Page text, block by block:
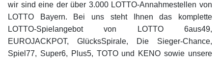
wir sind eine der über 3.000 LOTTO-Annahmestellen von
LOTTO Bayern. Bei uns steht Ihnen das komplette
LOTTO-Spielangebot von LOTTO 6aus49,
EUROJACKPOT, GlücksSpirale, Die Sieger-Chance,
Spiel77, Super6, Plus5, TOTO und KENO sowie unsere